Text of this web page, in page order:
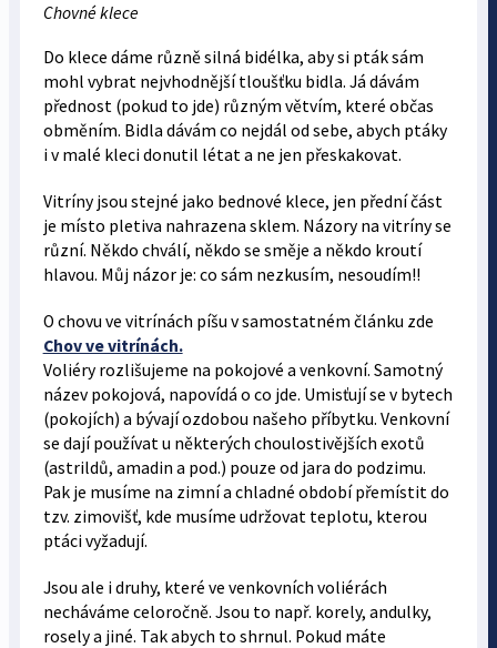
Chovné klece
Do klece dáme různě silná bidélka, aby si pták sám
mohl vybrat nejvhodnější tloušťku bidla. Já dávám
přednost (pokud to jde) různým větvím, které občas
obměním. Bidla dávám co nejdál od sebe, abych ptáky
i v malé kleci donutil létat a ne jen přeskakovat.
Vitríny jsou stejné jako bednové klece, jen přední část
je místo pletiva nahrazena sklem. Názory na vitríny se
různí. Někdo chválí, někdo se směje a někdo kroutí
hlavou. Můj názor je: co sám nezkusím, nesoudím!!
O chovu ve vitrínách píšu v samostatném článku zde
Chov ve vitrínách.
Voliéry rozlišujeme na pokojové a venkovní. Samotný
název pokojová, napovídá o co jde. Umisťují se v bytech
(pokojích) a bývají ozdobou našeho příbytku. Venkovní
se dají používat u některých choulostivějších exotů
(astrildů, amadin a pod.) pouze od jara do podzimu.
Pak je musíme na zimní a chladné období přemístit do
tzv. zimovišť, kde musíme udržovat teplotu, kterou
ptáci vyžadují.
Jsou ale i druhy, které ve venkovních voliérách
necháváme celoročně. Jsou to např. korely, andulky,
rosely a jiné. Tak abych to shrnul. Pokud máte